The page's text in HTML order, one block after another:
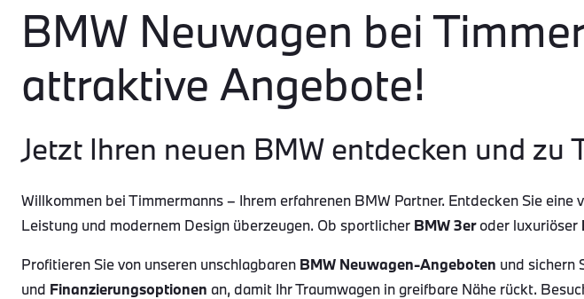
BMW Neuwagen bei
attraktive Angebote!
Jetzt Ihren neuen BMW entdecken und zu
Willkommen bei Timmermanns – Ihrem erfahrenen BMW Partner. Entdecken Sie eine
Leistung und modernem Design überzeugen. Ob sportlicher BMW 3eroder luxuriöser
Profitieren Sie von unseren unschlagbaren BMW Neuwagen-Angeboten und sichern
und Finanzierungsoptionen an, damit Ihr Traumwagen in greifbare Nähe rückt.